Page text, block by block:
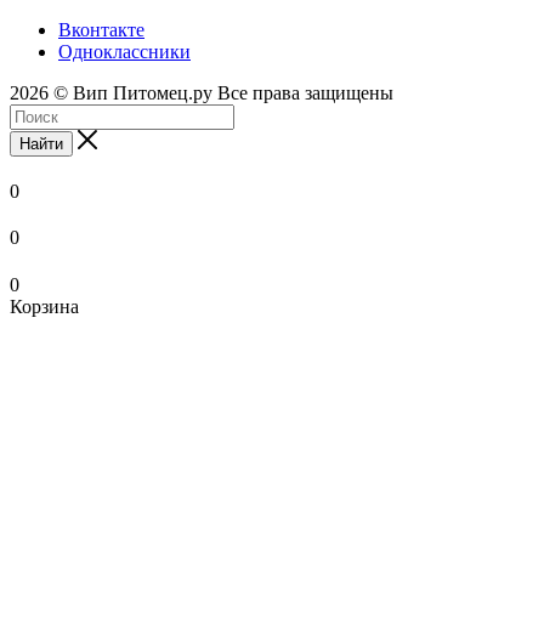
Вконтакте
Одноклассники
2026 © Вип Питомец.ру Все права защищены
Найти
0
0
0
Корзина